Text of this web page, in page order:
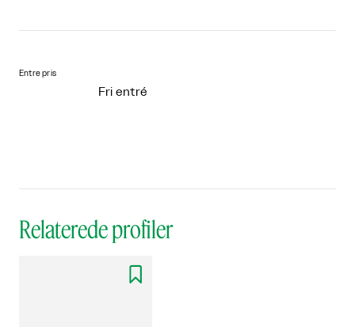
Entre pris
Fri entré
Relaterede profiler
